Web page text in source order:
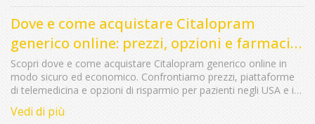
Dove e come acquistare Citalopram
generico online: prezzi, opzioni e farmacie
sicure
Scopri dove e come acquistare Citalopram generico online in
modo sicuro ed economico. Confrontiamo prezzi, piattaforme
di telemedicina e opzioni di risparmio per pazienti negli USA e in
Vedi di più